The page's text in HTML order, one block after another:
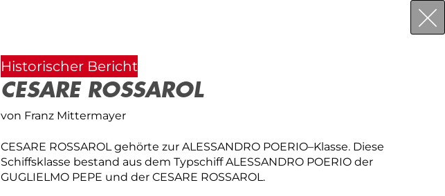
Historischer Bericht
CESARE ROSSAROL
von Franz Mittermayer
CESARE ROSSAROL gehörte zur ALESSANDRO POERIO–Klasse. Diese
Schiffsklasse bestand aus dem Typschiff ALESSANDRO POERIO der
GUGLIELMO PEPE und der CESARE ROSSAROL.